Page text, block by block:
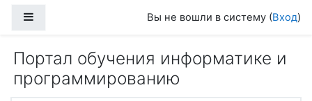
Вы не вошли в систему (Вход)
Портал обучения информатике и
программированию